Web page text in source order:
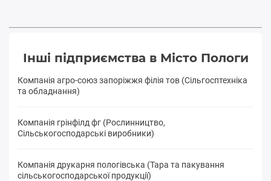
Інші підприємства в Місто Пологи
Компанія агро-союз запоріжжя філія тов (Сільгосптехніка
та обладнання)
Компанія грінфілд фг (Рослинництво,
Сільськогосподарські виробники)
Компанія друкарня пологівська (Тара та пакування
сільськогосподарської продукції)